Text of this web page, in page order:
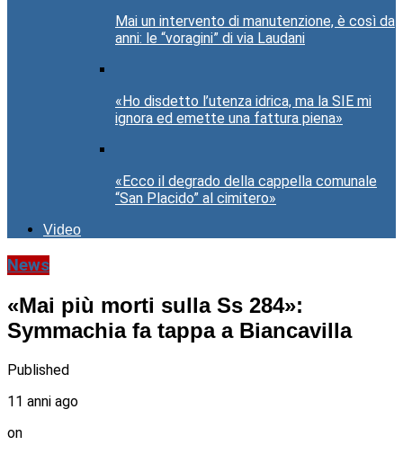
Mai un intervento di manutenzione, è così da
anni: le “voragini” di via Laudani
«Ho disdetto l’utenza idrica, ma la SIE mi
ignora ed emette una fattura piena»
«Ecco il degrado della cappella comunale
“San Placido” al cimitero»
Video
News
«Mai più morti sulla Ss 284»:
Symmachia fa tappa a Biancavilla
Published
11 anni ago
on